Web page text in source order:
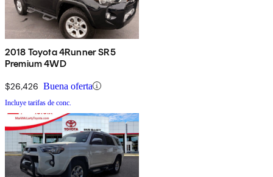
2018 Toyota 4Runner SR5
Premium 4WD
$26,426 Buena oferta
Incluye tarifas de conc.